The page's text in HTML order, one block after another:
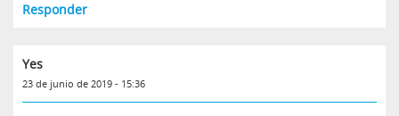
Responder
Yes
23 de junio de 2019 - 15:36